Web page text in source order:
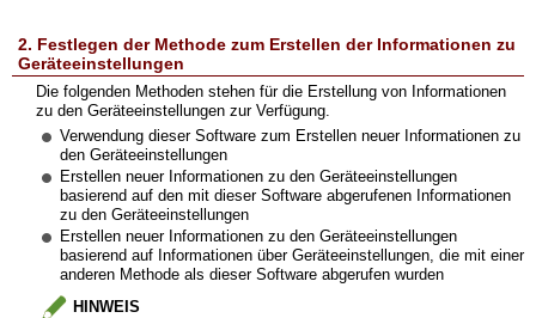
2. Festlegen der Methode zum Erstellen der Informationen zu
Geräteeinstellungen
Die folgenden Methoden stehen für die Erstellung von Informationen
zu den Geräteeinstellungen zur Verfügung.
Verwendung dieser Software zum Erstellen neuer Informationen zu
den Geräteeinstellungen
Erstellen neuer Informationen zu den Geräteeinstellungen
basierend auf den mit dieser Software abgerufenen Informationen
zu den Geräteeinstellungen
Erstellen neuer Informationen zu den Geräteeinstellungen
basierend auf Informationen über Geräteeinstellungen, die mit einer
anderen Methode als dieser Software abgerufen wurden
HINWEIS